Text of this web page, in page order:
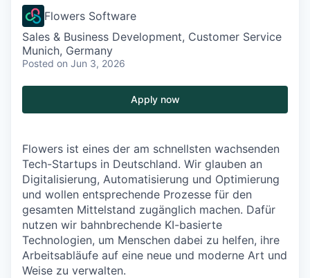
Flowers Software
Sales & Business Development, Customer Service
Munich, Germany
Posted on Jun 3, 2026
Apply now
Flowers ist eines der am schnellsten wachsenden
Tech-Startups in Deutschland. Wir glauben an
Digitalisierung, Automatisierung und Optimierung
und wollen entsprechende Prozesse für den
gesamten Mittelstand zugänglich machen. Dafür
nutzen wir bahnbrechende KI-basierte
Technologien, um Menschen dabei zu helfen, ihre
Arbeitsabläufe auf eine neue und moderne Art und
Weise zu verwalten.